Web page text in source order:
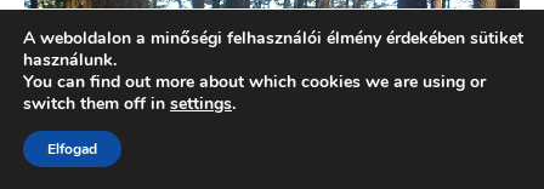
A weboldalon a minőségi felhasználói élmény érdekében sütiket
használunk.
You can find out more about which cookies we are using or
switch them off in settings.
Elfogad